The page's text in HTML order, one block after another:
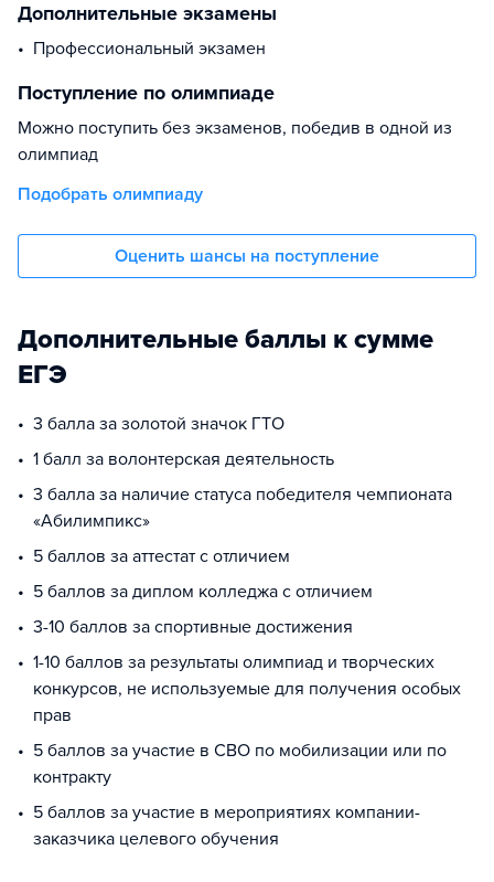
Дополнительные экзамены
профессиональный экзамен
Поступление по олимпиаде
Можно поступить без экзаменов, победив в одной из
олимпиад
Подобрать олимпиаду
Оценить шансы на поступление
Дополнительные баллы к сумме
ЕГЭ
3 балла за золотой значок ГТО
1 балл за волонтерская деятельность
3 балла за наличие статуса победителя чемпионата
«Абилимпикс»
5 баллов за аттестат с отличием
5 баллов за диплом колледжа с отличием
3-10 баллов за спортивные достижения
1-10 баллов за результаты олимпиад и творческих
конкурсов, не используемые для получения особых
прав
5 баллов за участие в СВО по мобилизации или по
контракту
5 баллов за участие в мероприятиях компании-
заказчика целевого обучения